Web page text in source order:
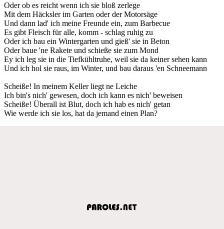
Oder ob es reicht wenn ich sie bloß zerlege
Mit dem Häcksler im Garten oder der Motorsäge
Und dann lad' ich meine Freunde ein, zum Barbecue
Es gibt Fleisch für alle, komm - schlag ruhig zu
Oder ich bau ein Wintergarten und gieß' sie in Beton
Oder baue 'ne Rakete und schieße sie zum Mond
Ey ich leg sie in die Tiefkühltruhe, weil sie da keiner sehen kann
Und ich hol sie raus, im Winter, und bau daraus 'en Schneemann
Scheiße! In meinem Keller liegt ne Leiche
Ich bin's nich' gewesen, doch ich kann es nich' beweisen
Scheiße! Überall ist Blut, doch ich hab es nich' getan
Wie werde ich sie los, hat da jemand einen Plan?